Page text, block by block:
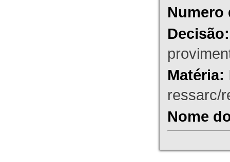
Numero
Decisão:
Matéria:
ressarc/
Nome